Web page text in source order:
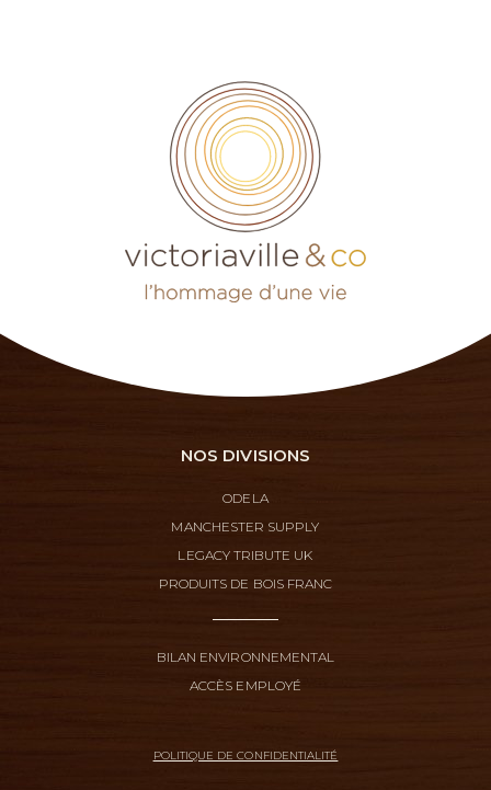
NOS DIVISIONS
ODELA
MANCHESTER SUPPLY
LEGACY TRIBUTE UK
PRODUITS DE BOIS FRANC
BILAN ENVIRONNEMENTAL
ACCÈS EMPLOYÉ
POLITIQUE DE CONFIDENTIALITÉ